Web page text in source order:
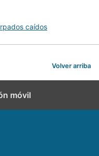
caídos
Volver arriba
móvil